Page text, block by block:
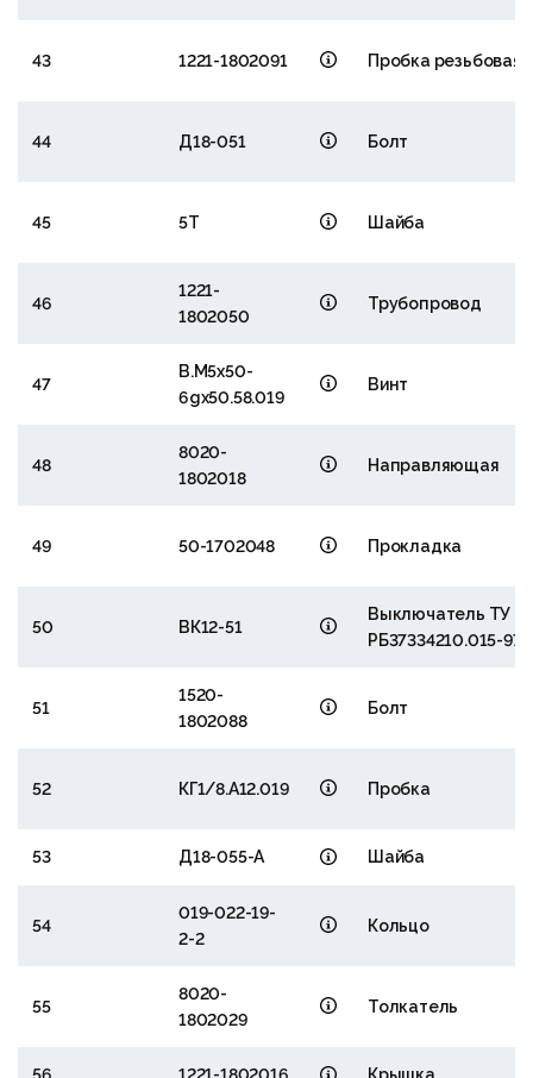
43 1221-1802091 Пробка резьбовая
44 Д18-051 Болт
45 5Т Шайба
46
1221-
1802050
Трубопровод
47
В.М5х50-
6gх50.58.019
Винт
48
8020-
1802018
Направляющая
49 50-1702048 Прокладка
50 ВК12-51
Выключатель ТУ
РБ37334210.015-97
51
1520-
1802088
Болт
52 КГ1/8.А12.019 Пробка
53 Д18-055-А Шайба
54
019-022-19-
2-2
Кольцо
55
8020-
1802029
Толкатель